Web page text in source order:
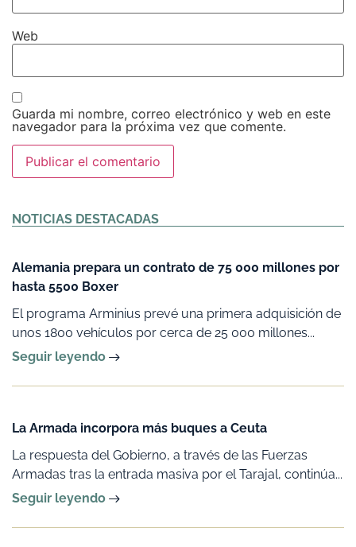
Web
Guarda mi nombre, correo electrónico y web en este
navegador para la próxima vez que comente.
NOTICIAS DESTACADAS
Alemania prepara un contrato de 75 000 millones por
hasta 5500 Boxer
El programa Arminius prevé una primera adquisición de
unos 1800 vehículos por cerca de 25 000 millones...
Seguir leyendo
La Armada incorpora más buques a Ceuta
La respuesta del Gobierno, a través de las Fuerzas
Armadas tras la entrada masiva por el Tarajal, continúa...
Seguir leyendo